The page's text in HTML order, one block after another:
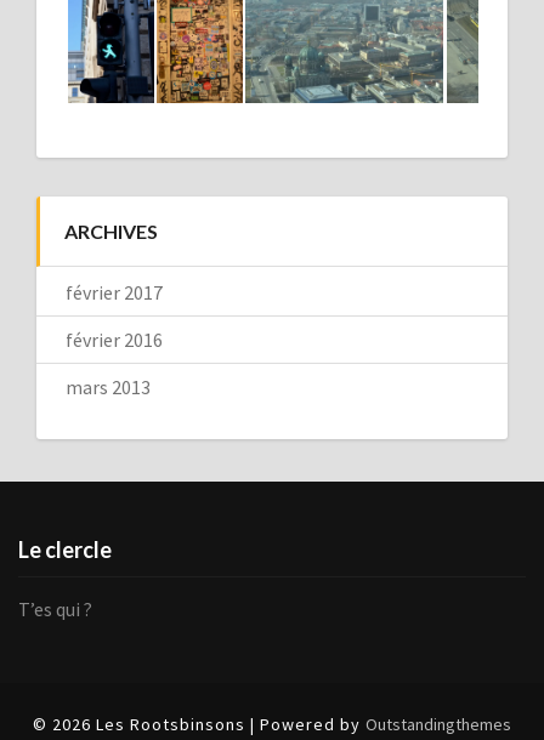
ARCHIVES
février 2017
février 2016
mars 2013
Le clercle
T’es qui ?
© 2026 Les Rootsbinsons | Powered by Outstandingthemes